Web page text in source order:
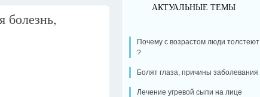
болезнь,
АКТУАЛЬНЫЕ ТЕМЫ
Почему с возрастом люди толстеют
?
Болят глаза, причины заболевания
Лечение угревой сыпи на лице